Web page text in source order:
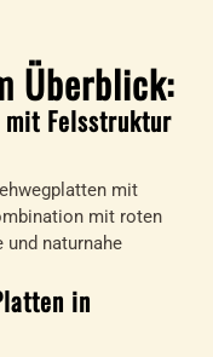
Überblick:
mit Felsstruktur
mit
mit roten
naturnahe
in